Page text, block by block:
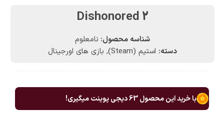
Dishonored 2
شناسه محصول: نامعلوم
دسته: استیم (Steam) , بازی های اورجینال
با خرید این محصول63دیجی پوینت میگیری!